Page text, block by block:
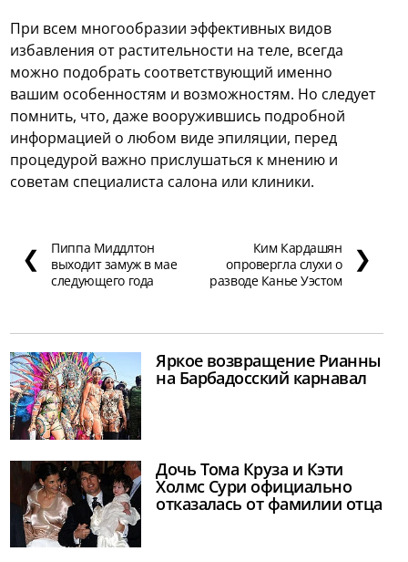
При всем многообразии эффективных видов
избавления от растительности на теле, всегда
можно подобрать соответствующий именно
вашим особенностям и возможностям. Но следует
помнить, что, даже вооружившись подробной
информацией о любом виде эпиляции, перед
процедурой важно прислушаться к мнению и
советам специалиста салона или клиники.
❮
Пиппа Миддлтон
выходит замуж в мае
следующего года
Ким Кардашян
опровергла слухи о
разводе Канье Уэстом
❯
Яркое возвращение Рианны
на Барбадосский карнавал
Дочь Тома Круза и Кэти
Холмс Сури официально
отказалась от фамилии отца